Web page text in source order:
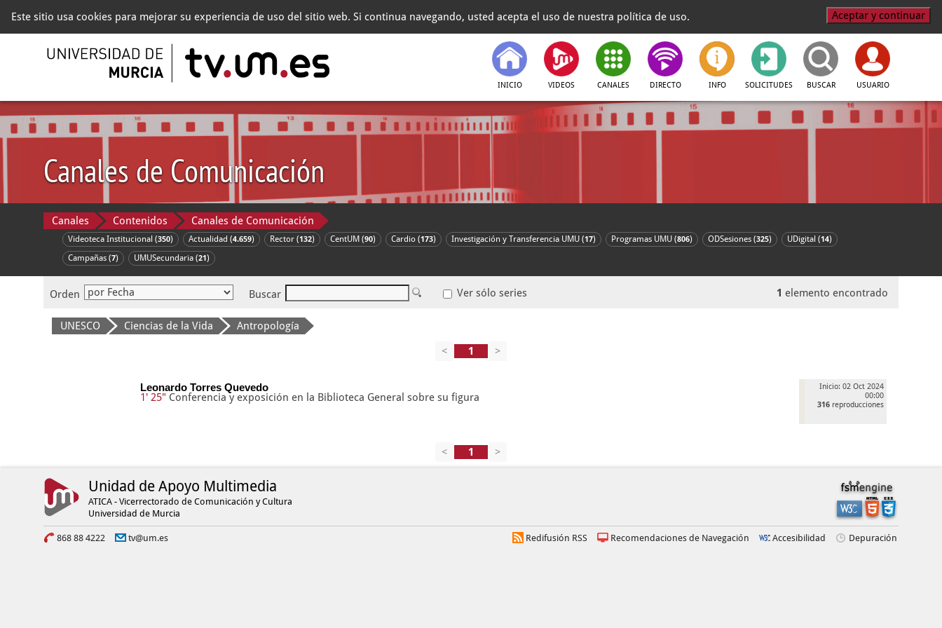
Este sitio usa cookies para mejorar su experiencia de uso del sitio web. Si continua navegando, usted acepta el uso de nuestra política de uso. Aceptar y continuar
INICIO VIDEOS CANALES DIRECTO INFO SOLICITUDES BUSCAR USUARIO
Canales de Comunicación
Canales Contenidos Canales de Comunicación
Videoteca Institucional (350) Actualidad (4.659) Rector (132) CentUM (90) Cardio (173) Investigación y Transferencia UMU (17) Programas UMU (806) ODSesiones (325) UDigital (14)
Campañas (7) UMUSecundaria (21)
Orden Buscar Ver sólo series 1 elemento encontrado
UNESCO Ciencias de la Vida
Antropología
<
>
Inicio: 02 Oct 2024
00:00
316 reproducciones
Leonardo Torres Quevedo
1' 25" Conferencia y exposición en la Biblioteca General sobre su figura
< >
Unidad de Apoyo Multimedia
ATICA - Vicerrectorado de Comunicación y Cultura
Universidad de Murcia
868 88 4222 tv@um.es Redifusión RSS Recomendaciones de Navegación Accesibilidad Depuración